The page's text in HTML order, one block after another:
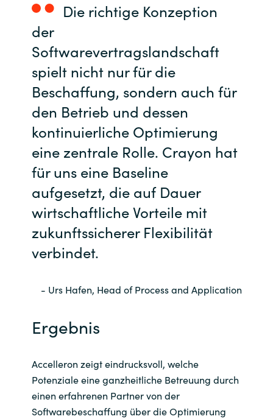
Die richtige Konzeption
der
Softwarevertragslandschaft
spielt nicht nur für die
Beschaffung, sondern auch für
den Betrieb und dessen
kontinuierliche Optimierung
eine zentrale Rolle. Crayon hat
für uns eine Baseline
aufgesetzt, die auf Dauer
wirtschaftliche Vorteile mit
zukunftssicherer Flexibilität
verbindet.
- Urs Hafen, Head of Process and Application
Ergebnis
Accelleron zeigt eindrucksvoll, welche
Potenziale eine ganzheitliche Betreuung durch
einen erfahrenen Partner von der
Softwarebeschaffung über die Optimierung